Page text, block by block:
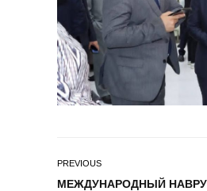
PREVIOUS
МЕЖДУНАРОДНЫЙ